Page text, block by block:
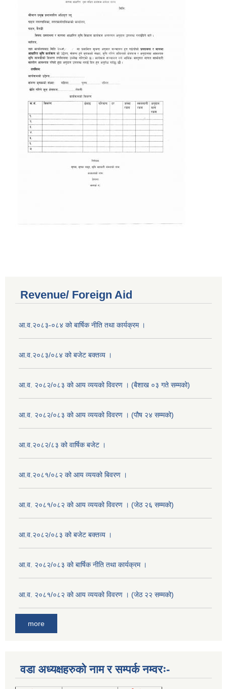
Revenue/ Foreign Aid
आ.व.२०८३-०८४ को बार्षिक नीति तथा कार्यक्रम ।
आ.व.२०८३/०८४ को बजेट बक्तव्य ।
आ.व. २०८२/०८३ को आय व्ययको विवरण । (बैशाख ०३ गते सम्मको)
आ.व. २०८२/०८३ को आय व्ययको विवरण । (पौष २४ सम्मको)
आ.व.२०८२/८३ को वार्षिक बजेट ।
आ.व.२०८१/०८२ को आय व्ययको बिवरण ।
आ.व. २०८१/०८२ को आय व्ययको विवरण । (जेठ २६ सम्मको)
आ.व.२०८२/०८३ को बजेट बक्तव्य ।
आ.व. २०८२/०८३ को बार्षिक नीति तथा कार्यक्रम ।
आ.व. २०८१/०८२ को आय व्ययको विवरण । (जेठ २२ सम्मको)
more
वडा अध्यक्षहरुको नाम र सम्पर्क नम्वरः-